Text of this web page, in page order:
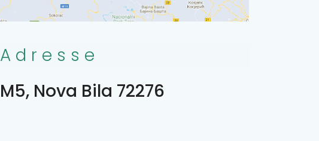
Adresse
M5, Nova Bila 72276